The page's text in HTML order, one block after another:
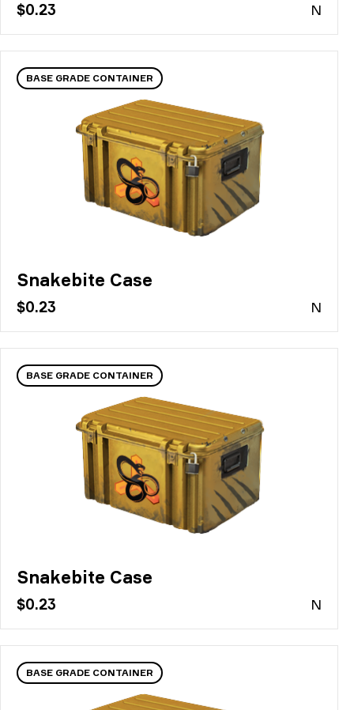
$0.23 N
BASE GRADE CONTAINER
Snakebite Case
$0.23 N
BASE GRADE CONTAINER
Snakebite Case
$0.23 N
BASE GRADE CONTAINER